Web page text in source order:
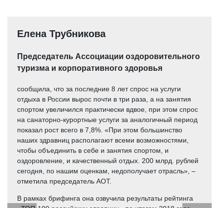
Елена Трубникова
Председатель Ассоциации оздоровительного
туризма и корпоративного здоровья
сообщила, что за последние 8 лет спрос на услуги
отдыха в России вырос почти в три раза, а на занятия
спортом увеличился практически вдвое, при этом спрос
на санаторно-курортные услуги за аналогичный период
показал рост всего в 7,8%. «При этом большинство
наших здравниц располагают всеми возможностями,
чтобы объединить в себе и занятия спортом, и
оздоровление, и качественный отдых. 200 млрд. рублей
сегодня, по нашим оценкам, недополучает отрасль», –
отметила председатель АОТ.
В рамках брифинга она озвучила результаты рейтинга